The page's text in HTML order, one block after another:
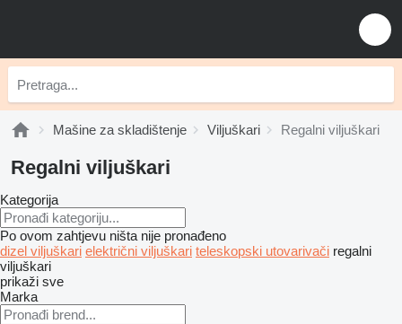
Mašine za skladištenje Viljuškari Regalni viljuškari
Regalni viljuškari
Kategorija
Po ovom zahtjevu ništa nije pronađeno
dizel viljuškari električni viljuškari teleskopski utovarivači regalni
viljuškari
prikaži sve
Marka